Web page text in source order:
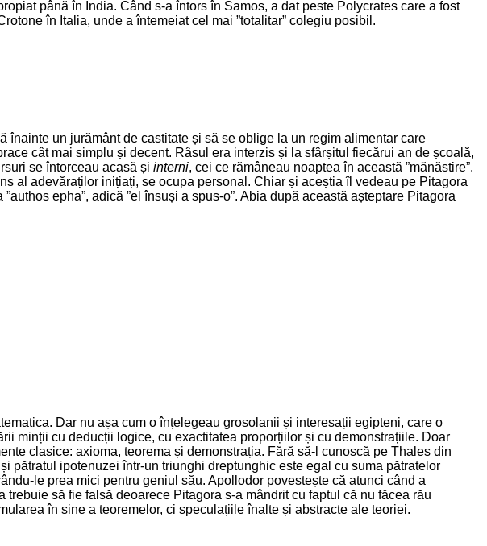
până în India. Când s-a întors în Samos, a dat peste Polycrates care a fost
în Italia, unde a întemeiat cel mai ”totalitar” colegiu posibil.
înainte un jurământ de castitate și să se oblige la un regim alimentar care
cât mai simplu și decent. Râsul era interzis și la sfârșitul fiecărui an de școală,
se întorceau acasă și interni, cei ce rămâneau noaptea în această ”mănăstire”.
al adevăraților inițiați, se ocupa personal. Chiar și aceștia îl vedeau pe Pitagora
epha”, adică ”el însuși a spus-o”. Abia după această așteptare Pitagora
Dar nu așa cum o înțelegeau grosolanii și interesații egipteni, care o
minții cu deducții logice, cu exactitatea proporțiilor și cu demonstrațiile. Doar
clasice: axioma, teorema și demonstrația. Fără să-l cunoscă pe Thales din
pătratul ipotenuzei într-un triunghi dreptunghic este egal cu suma pătratelor
le prea mici pentru geniul său. Apollodor povestește că atunci când a
să fie falsă deoarece Pitagora s-a mândrit cu faptul că nu făcea rău
în sine a teoremelor, ci speculațiile înalte și abstracte ale teoriei.